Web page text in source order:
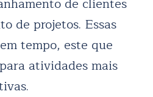
de projetos. Essas
tempo, este que
atividades mais